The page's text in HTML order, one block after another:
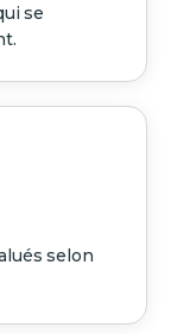
se
selon